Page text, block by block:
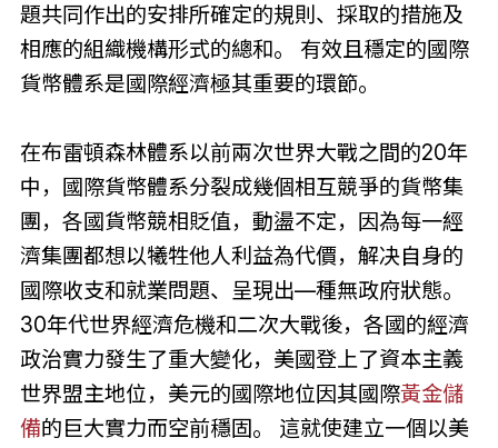
題共同作出的安排所確定的規則、採取的措施及
相應的組織機構形式的總和。 有效且穩定的國際
貨幣體系是國際經濟極其重要的環節。
在布雷頓森林體系以前兩次世界大戰之間的20年
中，國際貨幣體系分裂成幾個相互競爭的貨幣集
團，各國貨幣競相貶值，動盪不定，因為每一經
濟集團都想以犧牲他人利益為代價，解决自身的
國際收支和就業問題、呈現出—種無政府狀態。
30年代世界經濟危機和二次大戰後，各國的經濟
政治實力發生了重大變化，美國登上了資本主義
世界盟主地位，美元的國際地位因其國際黃金儲
備的巨大實力而空前穩固。 這就使建立一個以美